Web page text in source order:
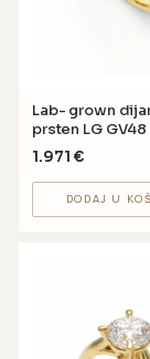
Lab- grown
prsten LG GV48
1.971 €
DODAJ U